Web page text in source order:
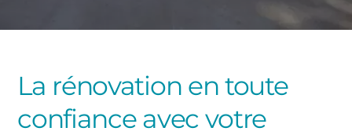
La rénovation en toute
confiance avec votre
CLÔTURES